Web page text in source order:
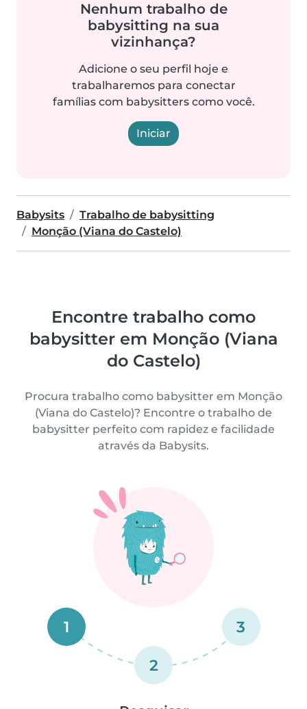
Nenhum trabalho de
babysitting na sua
vizinhança?
Adicione o seu perfil hoje e
trabalharemos para conectar
famílias com babysitters como você.
Iniciar
Babysits
Trabalho de babysitting
Monção (Viana do Castelo)
Encontre trabalho como
babysitter em Monção (Viana
do Castelo)
Procura trabalho como babysitter em Monção
(Viana do Castelo)? Encontre o trabalho de
babysitter perfeito com rapidez e facilidade
através da Babysits.
1
2
3